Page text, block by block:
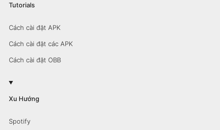
Tutorials
Cách cài đặt APK
Cách cài đặt các APK
Cách cài đặt OBB
Xu Hướng
Spotify